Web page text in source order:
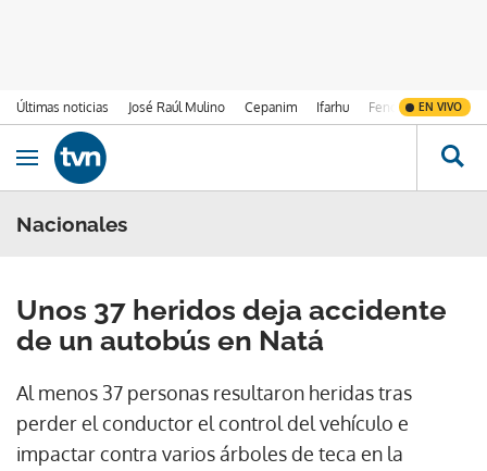
Últimas noticias José Raúl Mulino Cepanim Ifarhu Fenómeno de El
EN VIVO
Ir al contenido
Obrir navegació
Nacionales
Unos 37 heridos deja accidente
de un autobús en Natá
Al menos 37 personas resultaron heridas tras
perder el conductor el control del vehículo e
impactar contra varios árboles de teca en la